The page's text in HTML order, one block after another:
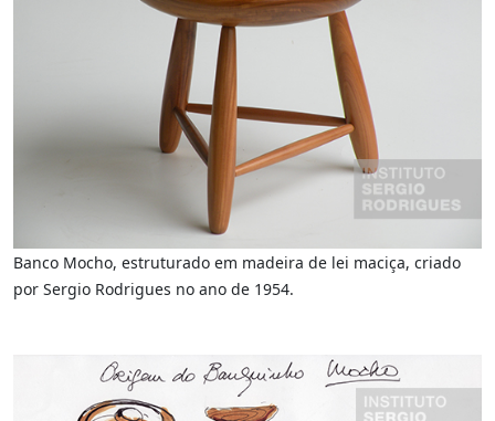
Banco Mocho, estruturado em madeira de lei maciça, criado
por Sergio Rodrigues no ano de 1954.